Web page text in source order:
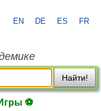
EN DE ES FR
Найти!
⚽